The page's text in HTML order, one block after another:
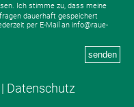
Ich stimme zu, dass meine
senden
Datenschutz